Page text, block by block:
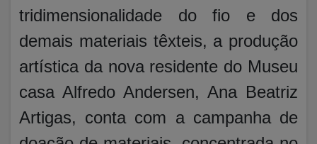
tridimensionalidade do fio e dos
demais materiais têxteis, a produção
artística da nova residente do Museu
casa Alfredo Andersen, Ana Beatriz
Artigas, conta com a campanha de